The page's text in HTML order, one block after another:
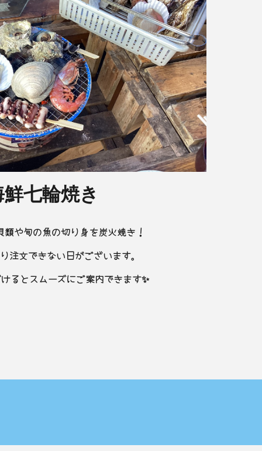
七輪焼き
や旬の魚の切り身を炭火焼き！
注文できない日がございます。
るとスムーズにご案内できます✨